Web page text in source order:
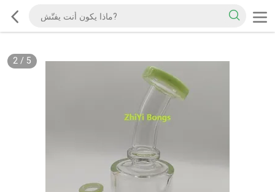
2/ 5